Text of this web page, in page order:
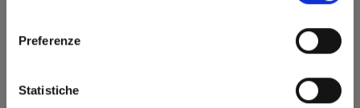
Preferenze
Statistiche